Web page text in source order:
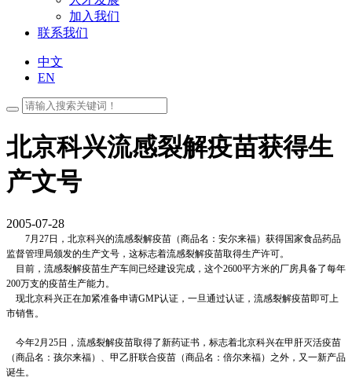
加入我们
联系我们
中文
EN
北京科兴流感裂解疫苗获得生
产文号
2005-07-28
7月27日，北京科兴的流感裂解疫苗（商品名：安尔来福）获得国家食品药品
监督管理局颁发的生产文号，这标志着流感裂解疫苗取得生产许可。
目前，流感裂解疫苗生产车间已经建设完成，这个2600平方米的厂房具备了每年
200万支的疫苗生产能力。
现北京科兴正在加紧准备申请GMP认证，一旦通过认证，流感裂解疫苗即可上
市销售。
今年2月25日，流感裂解疫苗取得了新药证书，标志着北京科兴在甲肝灭活疫苗
（商品名：孩尔来福）、甲乙肝联合疫苗（商品名：倍尔来福）之外，又一新产品
诞生。